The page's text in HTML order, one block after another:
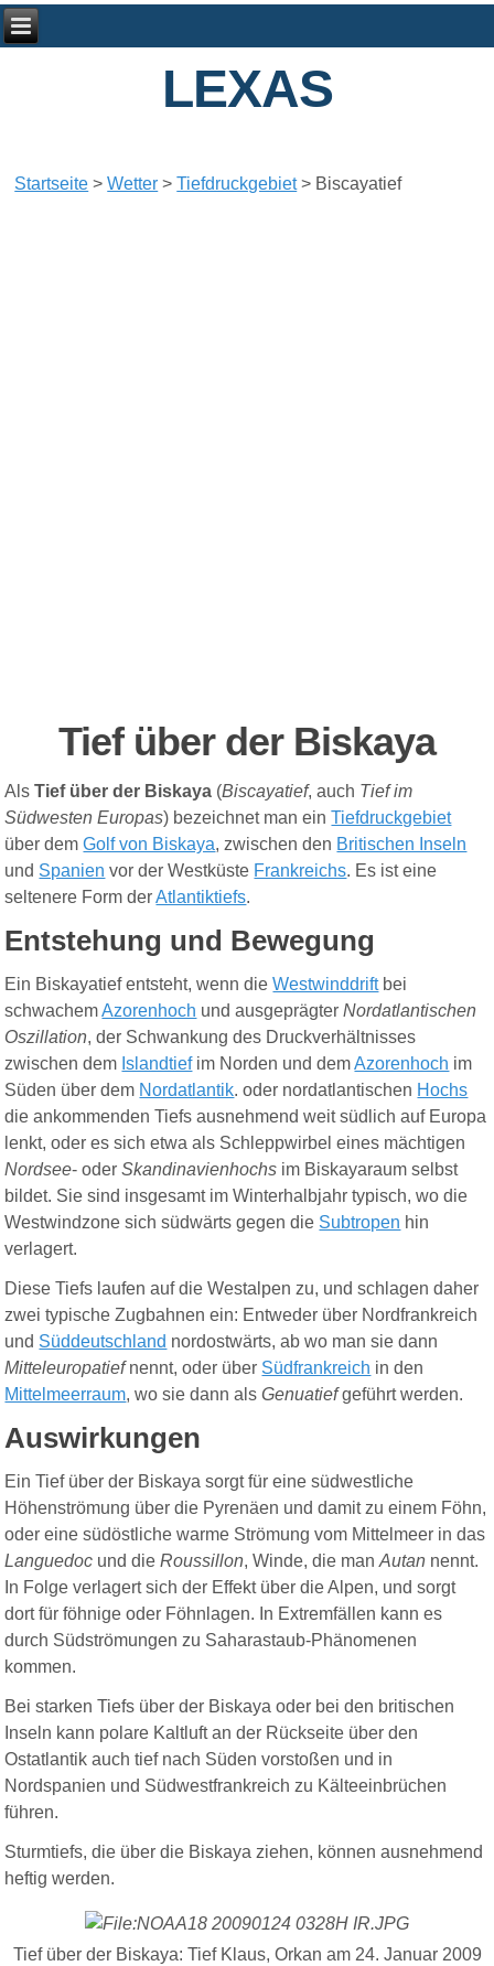
LEXAS
Startseite >Wetter >Tiefdruckgebiet> Biscayatief
Tief über der Biskaya
AlsTief über der Biskaya (Biscayatief, auch Tief im
Südwesten Europas) bezeichnet man einTiefdruckgebiet
über demGolf von Biskaya, zwischen den Britischen Inseln
und Spanien vor derWestküste Frankreichs. Es ist eine
seltenere Form derAtlantiktiefs.
Entstehung und Bewegung
Ein Biskayatief entsteht, wenn dieWestwinddriftbei
schwachemAzorenhoch und ausgeprägterNordatlantischen
Oszillation, der Schwankung des Druckverhältnisses
zwischen dem Islandtiefim Norden und demAzorenhoch im
Süden über dem Nordatlantik. oder nordatlantischen Hochs
die ankommenden Tiefs ausnehmend weit südlich auf Europa
lenkt, oder es sich etwa als Schleppwirbel eines mächtigen
Nordsee- oderSkandinavienhochs im Biskayaraum selbst
bildet. Sie sind insgesamt im Winterhalbjahr typisch, wo die
Westwindzone sich südwärts gegen die Subtropen hin
verlagert.
Diese Tiefs laufen auf die Westalpen zu, und schlagen daher
zwei typische Zugbahnen ein: Entweder über Nordfrankreich
und Süddeutschland nordostwärts, ab wo man sie dann
Mitteleuropatiefnennt, oder über Südfrankreich in den
Mittelmeerraum, wo sie dann alsGenuatiefgeführt werden.
Auswirkungen
Ein Tief über der Biskaya sorgt für eine südwestliche
Höhenströmung über die Pyrenäen und damit zu einem Föhn,
oder eine südöstliche warme Strömung vom Mittelmeer in das
Languedoc und dieRoussillon, Winde, die manAutan nennt.
In Folge verlagert sich der Effekt über die Alpen, und sorgt
dort für föhnige oder Föhnlagen. In Extremfällen kann es
durch Südströmungen zu Saharastaub-Phänomenen
kommen.
Bei starken Tiefs über der Biskaya oder bei den britischen
Inseln kann polare Kaltluft an der Rückseite über den
Ostatlantik auch tief nach Süden vorstoßen und in
Nordspanien und Südwestfrankreich zu Kälteeinbrüchen
führen.
Sturmtiefs, die über die Biskaya ziehen, können ausnehmend
heftig werden.
Tief über der Biskaya: Tief Klaus, Orkan am 24. Januar 2009